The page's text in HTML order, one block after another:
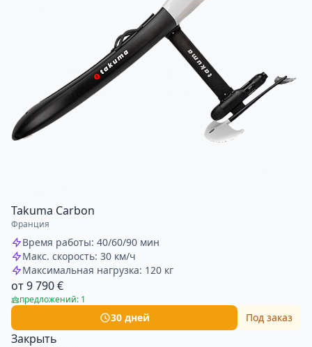
Takuma Carbon
Франция
Время работы: 40/60/90 мин
Макс. скорость: 30 км/ч
Максимальная нагрузка: 120 кг
от 9 790 €
предложений: 1
30 дней Под заказ
Закрыть